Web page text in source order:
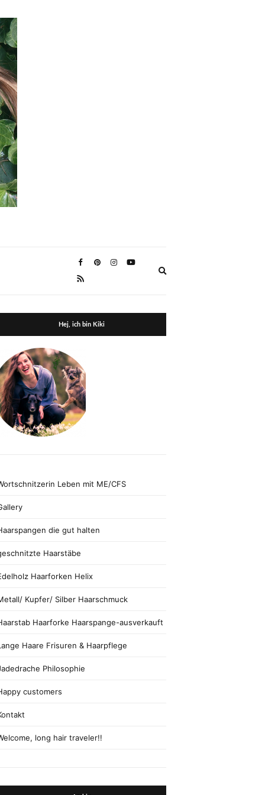
Hej, ich bin Kiki
Leben mit ME/CFS
die gut halten
Haarstäbe
Haarforken Helix
Kupfer/ Silber Haarschmuck
Haarforke Haarspange-ausverkauft
Haare Frisuren & Haarpflege
Philosophie
customers
long hair traveler!!